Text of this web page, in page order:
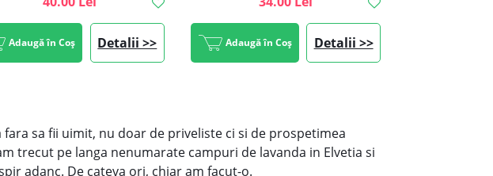
Adaugă în Coș Detalii >> Adaugă în Coș Detalii >>
sa fii uimit, nu doar de priveliste ci si de prospetimea
trecut pe langa nenumarate campuri de lavanda in Elvetia si
adanc. De cateva ori, chiar am facut-o.